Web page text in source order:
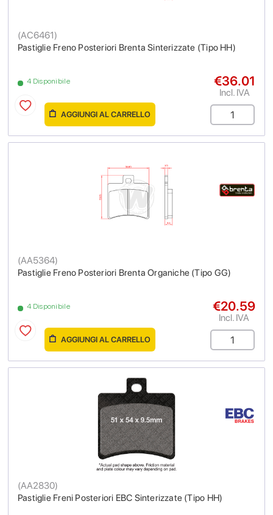
Pastiglie Freno Posteriori Brenta Sinterizzate (Tipo HH)
(AC6461)
4 Disponibile €36.01
Incl. IVA
AGGIUNGI AL CARRELLO
Pastiglie Freno Posteriori Brenta Organiche (Tipo GG)
(AA5364)
4 Disponibile €20.59
Incl. IVA
AGGIUNGI AL CARRELLO
Pastiglie Freni Posteriori EBC Sinterizzate (Tipo HH)
(AA2830)